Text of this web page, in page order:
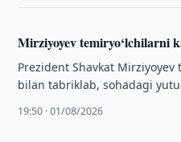
Mirziyoyev temiryo‘lchilarni
Prezident Shavkat
bilan tabriklab, sohadagi
19:50 · 01/08/2026